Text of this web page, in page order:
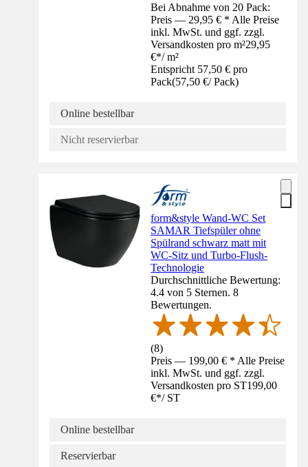
Bei Abnahme von 20 Pack:
Preis — 29,95 € * Alle Preise
inkl. MwSt. und ggf. zzgl.
Versandkosten pro m²29,95
€*/ m²
Entspricht 57,50 € pro
Pack(57,50 €/ Pack)
Online bestellbar
Nicht reservierbar
form&style Wand-WC Set
SAMAR Tiefspüler ohne
Spülrand schwarz matt mit
WC-Sitz und Turbo-Flush-
Technologie
Durchschnittliche Bewertung:
4.4 von 5 Sternen. 8
Bewertungen.
(8)
Preis — 199,00 € * Alle Preise
inkl. MwSt. und ggf. zzgl.
Versandkosten pro ST199,00
€*/ ST
Online bestellbar
Reservierbar